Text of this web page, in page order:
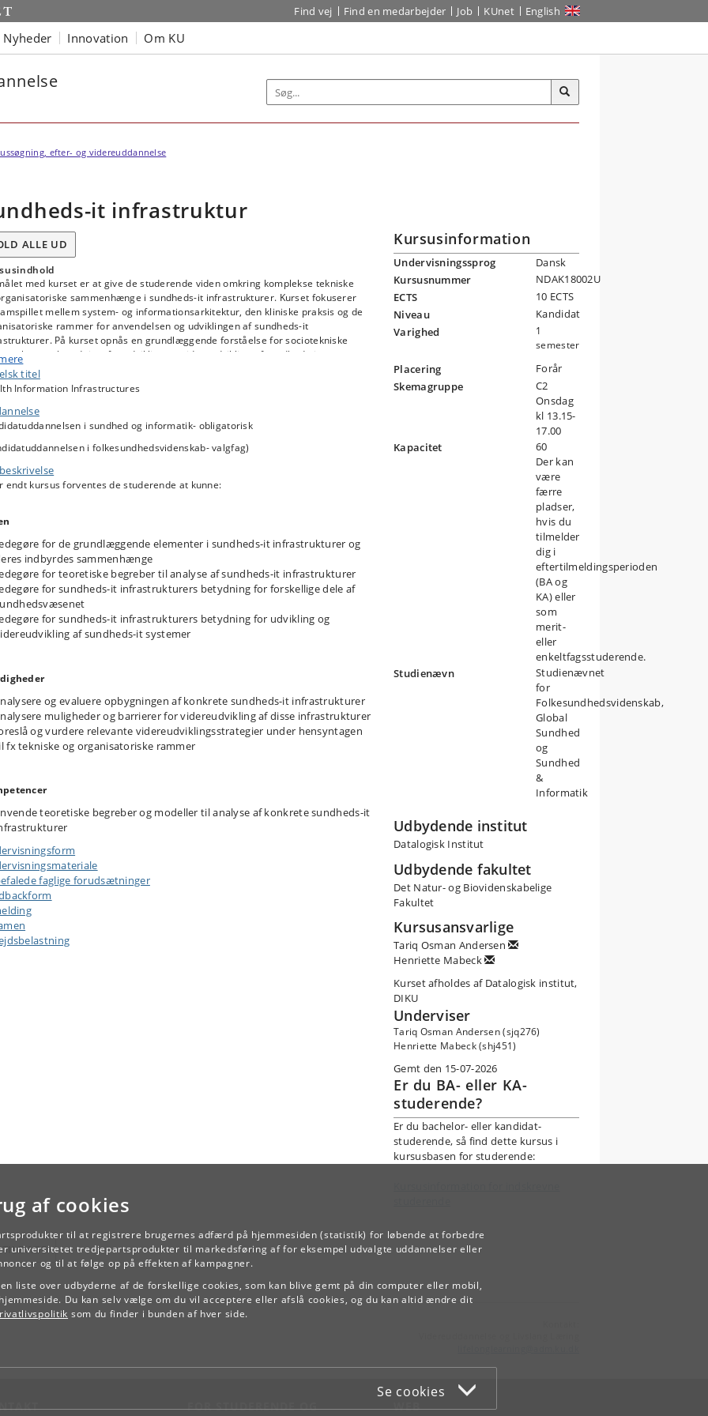
af cookies
til at registrere brugernes adfærd på hjemmesiden (statistik) for løbende at forbedre
universitetet tredjepartsprodukter til markedsføring af for eksempel udvalgte uddannelser eller
og til at følge op på effekten af kampagner.
liste over udbyderne af de forskellige cookies, som kan blive gemt på din computer eller mobil,
Du kan selv vælge om du vil acceptere eller afslå cookies, og du kan altid ændre dit
som du finder i bunden af hver side.
Se cookies
Find vej Find en medarbejder Job KUnet English
Nyheder Innovation Om KU
efter- og videreuddannelse
it infrastruktur
ALLE UD
med kurset er at give de studerende viden omkring komplekse tekniske
sammenhænge i sundheds-it infrastrukturer. Kurset fokuserer
mellem system- og informationsarkitektur, den kliniske praksis og de
rammer for anvendelsen og udviklingen af sundheds-it
På kurset opnås en grundlæggende forståelse for sociotekniske
betydning for udvikling og videreudvikling af sundheds-it
Gennem introduktion til forskellige teoretiske perspektiver sættes de
i stand til at analysere og vurdere sundheds-it infrastrukturer.
titel
Information Infrastructures
i sundhed og informatik- obligatorisk
i folkesundhedsvidenskab- valgfag)
endt kursus forventes de studerende at kunne:
for de grundlæggende elementer i sundheds-it infrastrukturer og
indbyrdes sammenhænge
for teoretiske begreber til analyse af sundheds-it infrastrukturer
for sundheds-it infrastrukturers betydning for forskellige dele af
for sundheds-it infrastrukturers betydning for udvikling og
af sundheds-it systemer
og evaluere opbygningen af konkrete sundheds-it infrastrukturer
muligheder og barrierer for videreudvikling af disse infrastrukturer
og vurdere relevante videreudviklingsstrategier under hensyntagen
fx tekniske og organisatoriske rammer
teoretiske begreber og modeller til analyse af konkrete sundheds-it
faglige forudsætninger
Kursusinformation
Undervisningssprog
Dansk
Kursusnummer
NDAK18002U
ECTS
10 ECTS
Niveau
Kandidat
Varighed
1
semester
Placering
Forår
Skemagruppe
C2
Onsdag
kl 13.15-
17.00
Kapacitet
60
Der kan
være
færre
pladser,
hvis du
tilmelder
dig i
eftertilmeldingsperioden
(BA og
KA) eller
som
merit-
eller
enkeltfagsstuderende.
Studienævn
Studienævnet
for
Folkesundhedsvidenskab,
Global
Sundhed
og
Sundhed
&
Informatik
Udbydende institut
Datalogisk Institut
Udbydende fakultet
Det Natur- og Biovidenskabelige
Fakultet
Kursusansvarlige
Tariq Osman Andersen
Henriette Mabeck
Kurset afholdes af Datalogisk institut,
DIKU
Underviser
Tariq Osman Andersen (sjq276)
Henriette Mabeck (shj451)
Gemt den 15-07-2026
Er du BA- eller KA-
studerende?
Er du bachelor- eller kandidat-
studerende, så find dette kursus i
kursusbasen for studerende:
TILBAGE
FOR STUDERENDE OG
WEB